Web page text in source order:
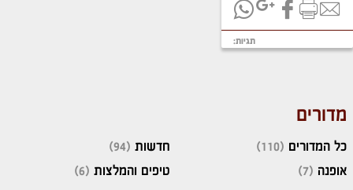
תגיות:
מדורים
כל המדורים (110)
אופנה (7)
חדשות (94)
טיפים והמלצות (6)